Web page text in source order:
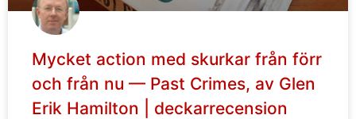
Mycket action med skurkar från förr
och från nu — Past Crimes, av Glen
Erik Hamilton | deckarrecension